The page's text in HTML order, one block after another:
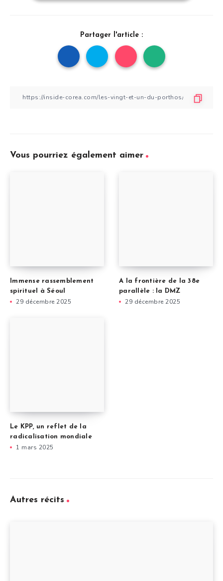
Partager l'article :
Vous pourriez également aimer
Immense rassemblement
spirituel à Séoul
29 décembre 2025
A la frontière de la 38e
parallèle : la DMZ
29 décembre 2025
Le KPP, un reflet de la
radicalisation mondiale
1 mars 2025
Autres récits